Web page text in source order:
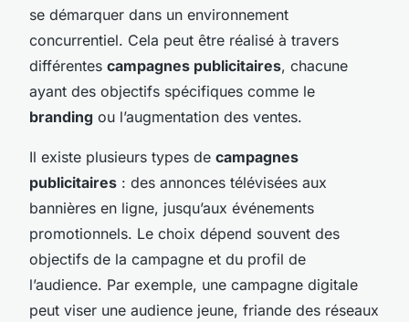
se démarquer dans un environnement
concurrentiel. Cela peut être réalisé à travers
différentes campagnes publicitaires, chacune
ayant des objectifs spécifiques comme le
branding ou l’augmentation des ventes.
Il existe plusieurs types de campagnes
publicitaires : des annonces télévisées aux
bannières en ligne, jusqu’aux événements
promotionnels. Le choix dépend souvent des
objectifs de la campagne et du profil de
l’audience. Par exemple, une campagne digitale
peut viser une audience jeune, friande des réseaux